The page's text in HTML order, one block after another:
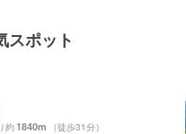
スポット
約1840m （徒歩31分）